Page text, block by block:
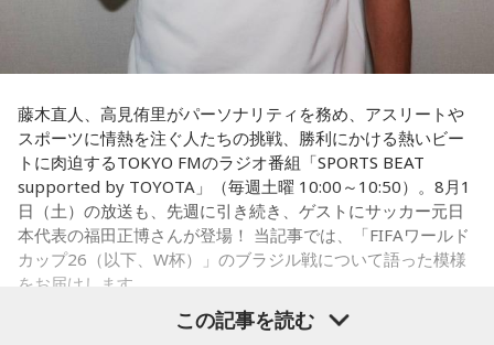
す」「だったらこう対応します」と。
そうすると、対応された側がまた変えてくるんですよ、それ
度言えますけど、ピッチのなかで選手たちがそれを感じて、
対応していく能力を高めていくのがサッカーにおいて一番重
要なんです。
ブラジル戦のときも「守ろう」という気持ちはなくても、ブ
ラジルが1点負けていたときに、前に出てくるエネルギーって
すごいんです。それを食い止めたり、押し返したりするため
には、前半よりもエネルギーをもっと使わなきゃいけないけ
れども、ブラジルのものすごい勢いにのまれてしまった。た
だ、これは日本だけではなく、アルゼンチンと対戦したイン
藤木直人、高見侑里がパーソナリティを務め、アスリートや
スポーツに情熱を注ぐ人たちの挑戦、勝利にかける熱いビー
トに肉迫するTOKYO FMのラジオ番組「SPORTS BEAT
supported by TOYOTA」（毎週土曜 10:00～10:50）。8月1
日（土）の放送も、先週に引き続き、ゲストにサッカー元日
本代表の福田正博さんが登場！ 当記事では、「FIFAワールド
カップ26（以下、W杯）」のブラジル戦について語った模様
をお届けします。
この記事を読む